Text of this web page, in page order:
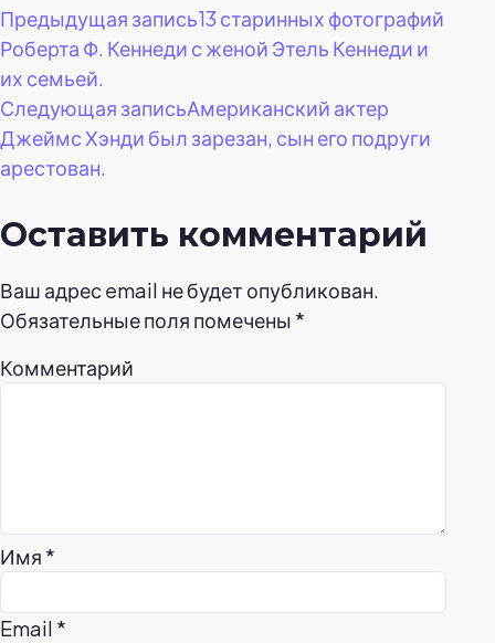
Навигация
по
записям
Предыдущая запись13 старинных фотографий
Роберта Ф. Кеннеди с женой Этель Кеннеди и
их семьей.
Следующая записьАмериканский актер
Джеймс Хэнди был зарезан, сын его подруги
арестован.
Оставить комментарий
Ваш адрес email не будет опубликован.
Обязательные поля помечены *
Комментарий
Имя *
Email *